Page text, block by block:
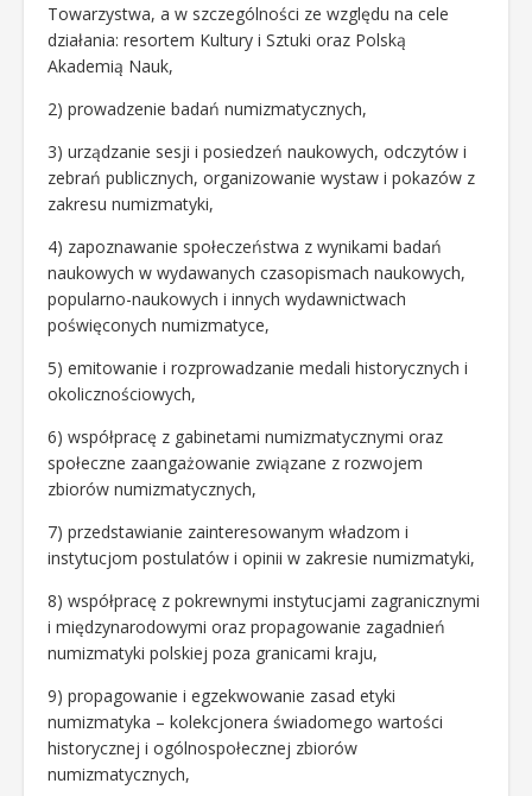
Towarzystwa, a w szczególności ze względu na cele
działania: resortem Kultury i Sztuki oraz Polską
Akademią Nauk,
2) prowadzenie badań numizmatycznych,
3) urządzanie sesji i posiedzeń naukowych, odczytów i
zebrań publicznych, organizowanie wystaw i pokazów z
zakresu numizmatyki,
4) zapoznawanie społeczeństwa z wynikami badań
naukowych w wydawanych czasopismach naukowych,
popularno-naukowych i innych wydawnictwach
poświęconych numizmatyce,
5) emitowanie i rozprowadzanie medali historycznych i
okolicznościowych,
6) współpracę z gabinetami numizmatycznymi oraz
społeczne zaangażowanie związane z rozwojem
zbiorów numizmatycznych,
7) przedstawianie zainteresowanym władzom i
instytucjom postulatów i opinii w zakresie numizmatyki,
8) współpracę z pokrewnymi instytucjami zagranicznymi
i międzynarodowymi oraz propagowanie zagadnień
numizmatyki polskiej poza granicami kraju,
9) propagowanie i egzekwowanie zasad etyki
numizmatyka – kolekcjonera świadomego wartości
historycznej i ogólnospołecznej zbiorów
numizmatycznych,